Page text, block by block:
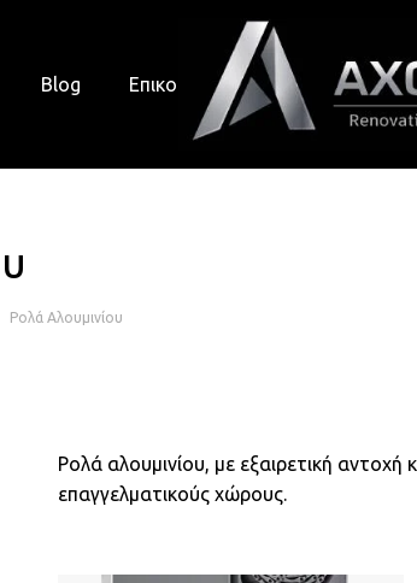
Blog Επικοινωνία
Ρολά Αλουμινίου
Ρολά αλουμινίου, με εξαιρετική αντοχή
επαγγελματικούς χώρους.